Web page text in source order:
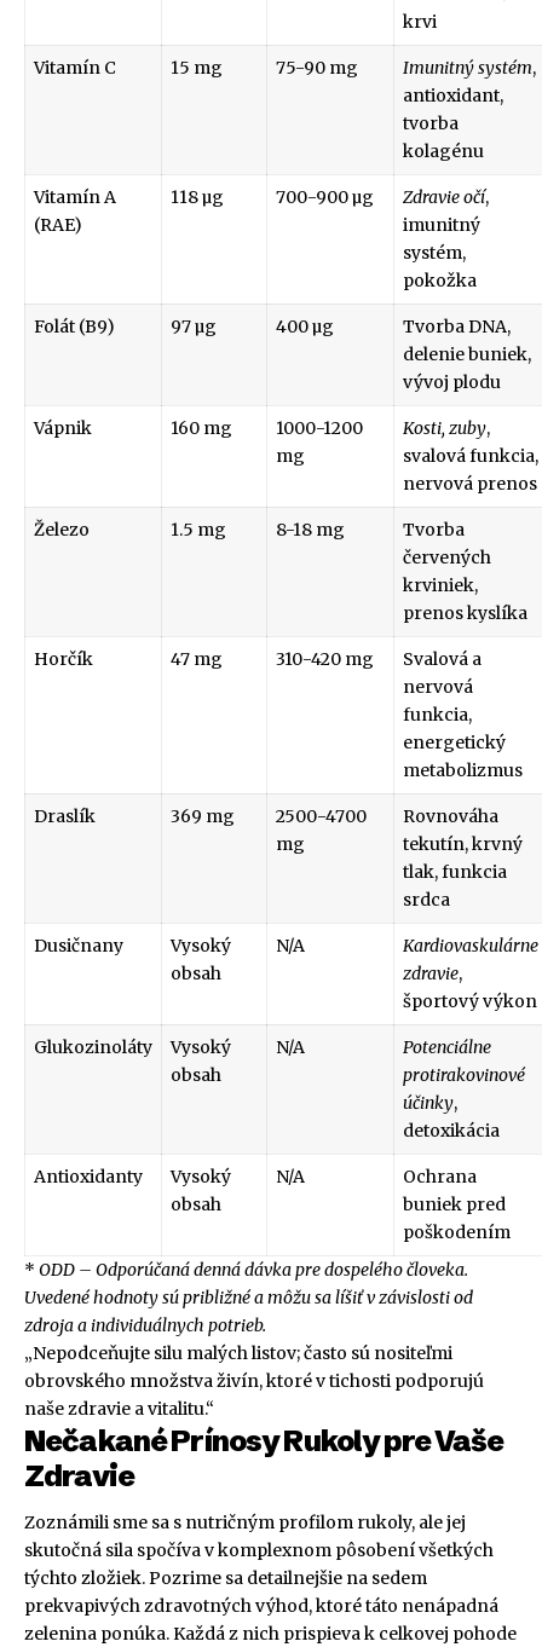
krvi
Vitamín C 15 mg 75-90 mg Imunitný systém,
antioxidant,
tvorba
kolagénu
Vitamín A
(RAE)
118 µg 700-900 µg Zdravie očí,
imunitný
systém,
pokožka
Folát (B9) 97 µg 400 µg
Tvorba DNA,
delenie buniek,
vývoj plodu
Vápnik 160 mg
1000-1200
mg
Kosti, zuby,
svalová funkcia,
nervová prenos
Železo 1.5 mg 8-18 mg
Tvorba
červených
krviniek,
prenos kyslíka
Horčík 47 mg 310-420 mg
Svalová a
nervová
funkcia,
energetický
metabolizmus
Draslík 369 mg
2500-4700
mg
Rovnováha
tekutín, krvný
tlak, funkcia
srdca
Dusičnany
Vysoký
obsah
N/A
Kardiovaskulárne
zdravie,
športový výkon
Glukozinoláty
Vysoký
obsah
N/A
Potenciálne
protirakovinové
účinky,
detoxikácia
Antioxidanty
Vysoký
obsah
N/A
Ochrana
buniek pred
poškodením
* ODD – Odporúčaná denná dávka pre dospelého človeka.
Uvedené hodnoty sú približné a môžu sa líšiť v závislosti od
zdroja a individuálnych potrieb.
„Nepodceňujte silu malých listov; často sú nositeľmi
obrovského množstva živín, ktoré v tichosti podporujú
naše zdravie a vitalitu.“
Nečakané Prínosy Rukoly pre Vaše
Zdravie
Zoznámili sme sa s nutričným profilom rukoly, ale jej
skutočná sila spočíva v komplexnom pôsobení všetkých
týchto zložiek. Pozrime sa detailnejšie na sedem
prekvapivých zdravotných výhod, ktoré táto nenápadná
zelenina ponúka. Každá z nich prispieva k celkovej pohode